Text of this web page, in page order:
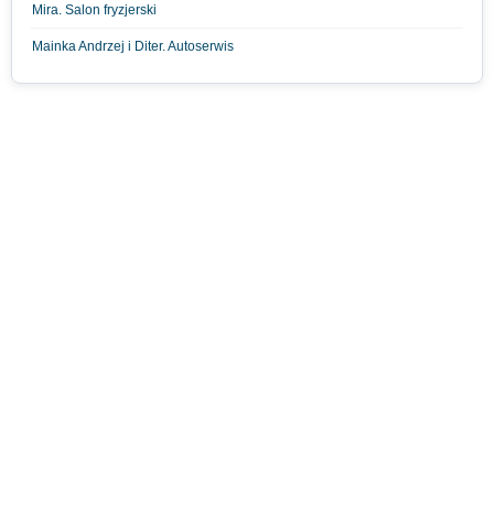
Mira. Salon fryzjerski
Mainka Andrzej i Diter. Autoserwis